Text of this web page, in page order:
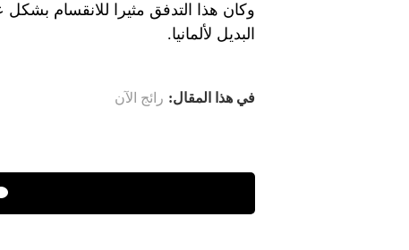
وكان هذا التدفق مثيرا للانقسام
البديل لألمانيا.
في هذا المقال: رائج الآن